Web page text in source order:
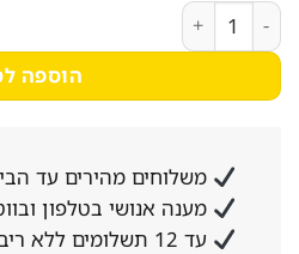
כמות של כיסא לפינת אוכל עם רגלי
הוספה
משלוחים מהירים עד
מענה אנושי בטלפון
עד 12 תשלומים ללא ריבית והצמדה